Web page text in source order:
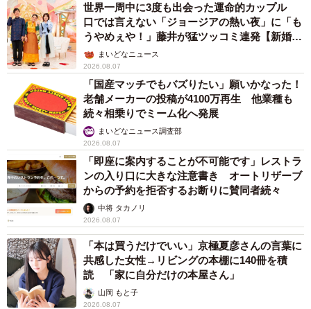
世界一周中に3度も出会った運命的カップル
口では言えない「ジョージアの熱い夜」に「も
うやめぇや！」藤井が猛ツッコミ連発【新婚さ
ん】まいどなニュース
2026.08.07
「国産マッチでもバズりたい」願いかなった！
老舗メーカーの投稿が4100万再生 他業種も
続々相乗りでミーム化へ発展
まいどなニュース調査部
2026.08.07
「即座に案内することが不可能です」レストラ
ンの入り口に大きな注意書き オートリザーブ
からの予約を拒否するお断りに賛同者続々
中将 タカノリ
2026.08.07
「本は買うだけでいい」京極夏彦さんの言葉に
共感した女性→リビングの本棚に140冊を積
読 「家に自分だけの本屋さん」
山岡 もと子
2026.08.07